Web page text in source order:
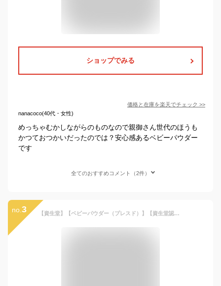
ショップでみる
価格と在庫を楽天でチェック >>
nanacoco(40代・女性)
めっちゃむかしながらのものなので親御さん世代のほうも
かつておつかいだったのでは？安心感あるベビーパウダー
です
全てのおすすめコメント（2件）
no. 3 【資生堂】【ベビーパウダー（プレスド）】【資生堂認定ショップ】【医薬部外品】【Baby】【ゆうパケットパフ対応】